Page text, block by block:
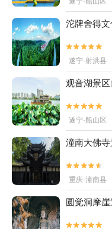
沱牌舍得


遂宁·射洪县
观音湖景区


遂宁·船山区
潼南大佛寺


重庆·潼南县
圆觉洞摩

